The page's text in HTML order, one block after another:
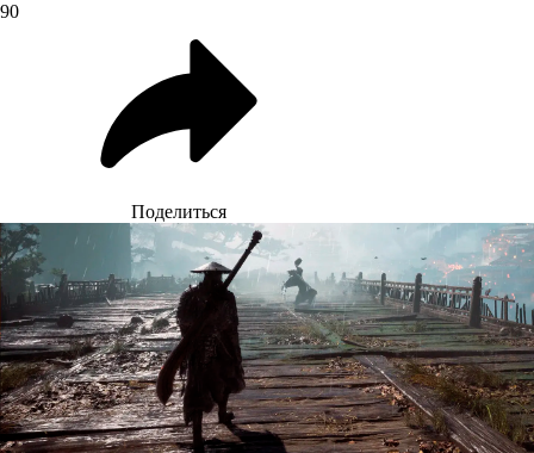
90
Поделиться